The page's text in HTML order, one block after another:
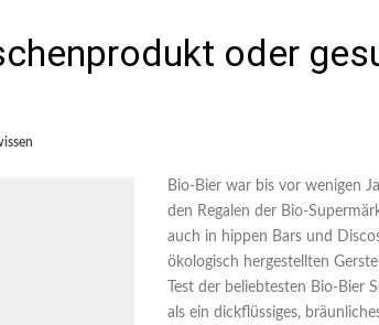
oder
Bio-Bier war bis vor wenigen
den Regalen der Bio-
auch in hippen Bars und
ökologisch hergestellten
Test der beliebtesten Bio-Bier
als ein dickflüssiges,